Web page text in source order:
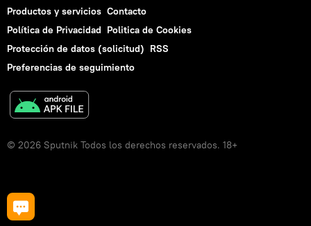
Productos y servicios Contacto
Política de Privacidad Politica de Cookies
Protección de datos (solicitud) RSS
Preferencias de seguimiento
© 2026 Sputnik Todos los derechos reservados. 18+